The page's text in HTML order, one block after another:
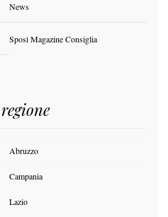
News
Sposi Magazine Consiglia
Abruzzo
Campania
Lazio